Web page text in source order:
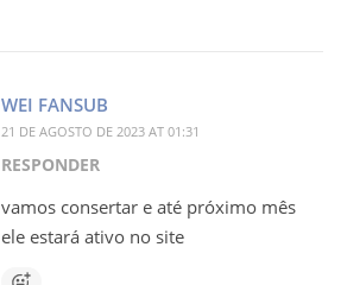
WEI FANSUB
21 DE AGOSTO DE 2023 AT 01:31
RESPONDER
vamos consertar e até próximo mês
ele estará ativo no site